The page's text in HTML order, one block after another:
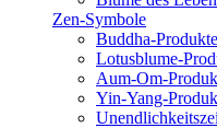
Zen-Symbole
Buddha-Produkte
Lotusblume-
Aum-Om-
Yin-Yang-